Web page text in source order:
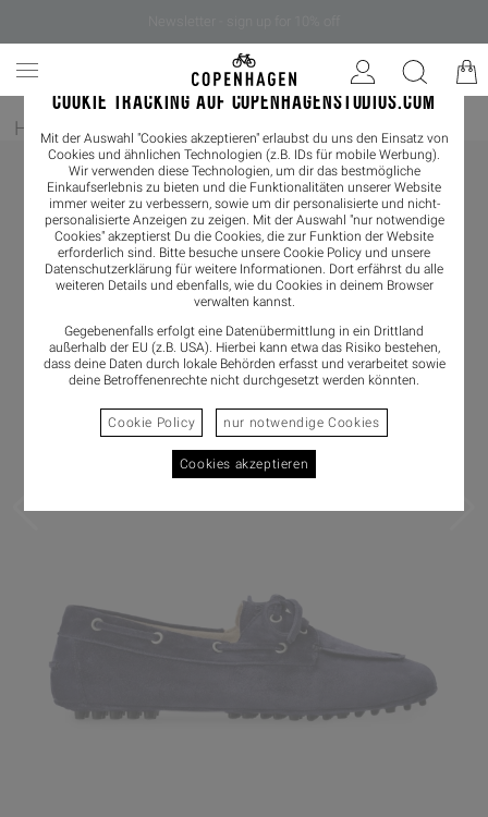
COOKIE TRACKING AUF COPENHAGENSTUDIOS.COM
Mit der Auswahl "Cookies akzeptieren" erlaubst du uns den Einsatz von
Cookies und ähnlichen Technologien (z.B. IDs für mobile Werbung).
Wir verwenden diese Technologien, um dir das bestmögliche
Einkaufserlebnis zu bieten und die Funktionalitäten unserer Website
immer weiter zu verbessern, sowie um dir personalisierte und nicht-
personalisierte Anzeigen zu zeigen. Mit der Auswahl "nur notwendige
Cookies" akzeptierst Du die Cookies, die zur Funktion der Website
erforderlich sind. Bitte besuche unsere Cookie Policy und unsere
Datenschutzerklärung für weitere Informationen. Dort erfährst du alle
weiteren Details und ebenfalls, wie du Cookies in deinem Browser
verwalten kannst.
Gegebenenfalls erfolgt eine Datenübermittlung in ein Drittland
außerhalb der EU (z.B. USA). Hierbei kann etwa das Risiko bestehen,
dass deine Daten durch lokale Behörden erfasst und verarbeitet sowie
deine Betroffenenrechte nicht durchgesetzt werden könnten.
Cookie Policy nur notwendige Cookies
Cookies akzeptieren
Home / Herren/ Loafer